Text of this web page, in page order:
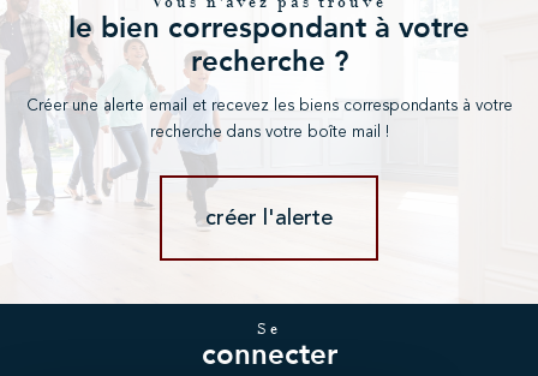
le bien correspondant à votre
recherche ?
Créer une alerte email et recevez les biens correspondants à votre
recherche dans votre boîte mail !
créer l'alerte
se
connecter